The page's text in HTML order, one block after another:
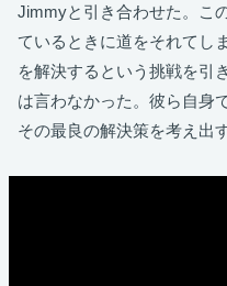
Jimmyと引き合わせた。こ
ているときに道をそれてし
を解決するという挑戦を引
は言わなかった。彼ら自身
その最良の解決策を考え出